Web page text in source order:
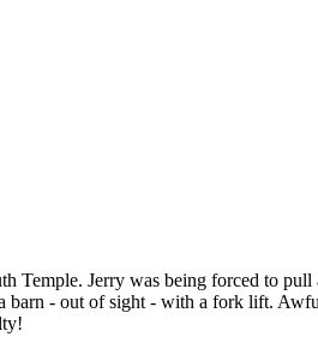
Temple. Jerry was being forced to
barn - out of sight - with a fork lift.